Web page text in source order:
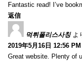
Fantastic read! I’ve
返信
먹튀폴리스사칭 よ
2019年5月16日 12:56 PM
Great website. Plenty of